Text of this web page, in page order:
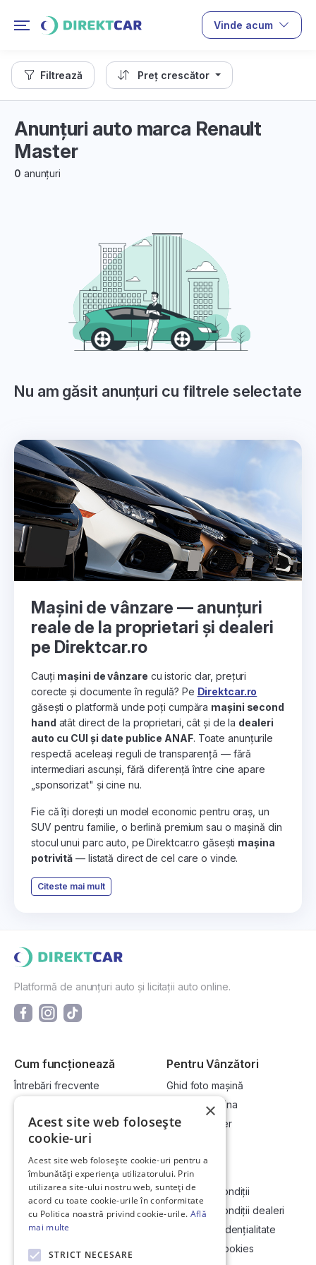
Vinde acum
Filtrează Preț crescător
Anunțuri auto marca Renault
Master
0 anunțuri
Nu am găsit anunțuri cu filtrele selectate
Mașini de vânzare — anunțuri
reale de la proprietari și dealeri
pe Direktcar.ro
Cauți mașini de vânzare cu istoric clar, prețuri
corecte și documente în regulă? Pe Direktcar.ro
găsești o platformă unde poți cumpăra mașini second
hand atât direct de la proprietari, cât și de la dealeri
auto cu CUI și date publice ANAF. Toate anunțurile
respectă aceleași reguli de transparență — fără
intermediari ascunși, fără diferență între cine apare
„sponsorizat" și cine nu.
Fie că îți dorești un model economic pentru oraș, un
SUV pentru familie, o berlină premium sau o mașină din
stocul unui parc auto, pe Direktcar.ro găsești mașina
potrivită — listată direct de cel care o vinde.
Citeste mai mult
Platformă de anunțuri auto și licitații auto online.
Cum funcționează
Întrebări frecvente
Cum vând la licitație?
Pentru Vânzători
Ghid foto mașină
Vinde-ți mașina
Devino dealer
Link-uri utile
Informații utile vizionare
Contact
Soluționarea Online a litigiilor
ANCP
Compania
Termeni și condiții
Termeni și condiții dealeri
Politică confidențialitate
Politica de cookies
×
Acest site web folosește
cookie-uri
Acest site web folosește cookie-uri pentru a
îmbunătăți experiența utilizatorului. Prin
utilizarea site-ului nostru web, sunteți de
acord cu toate cookie-urile în conformitate
cu Politica noastră privind cookie-urile. Află
mai multe
STRICT NECESARE